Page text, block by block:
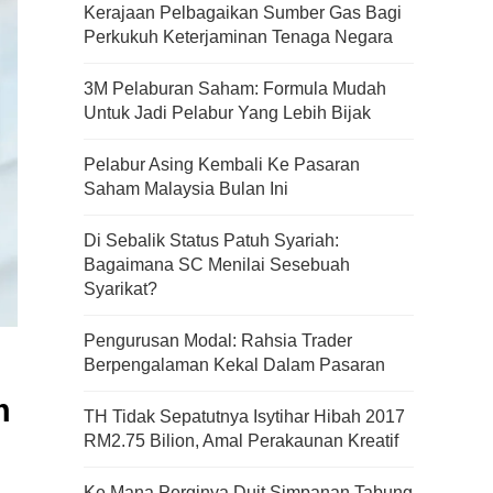
Kerajaan Pelbagaikan Sumber Gas Bagi
Perkukuh Keterjaminan Tenaga Negara
3M Pelaburan Saham: Formula Mudah
Untuk Jadi Pelabur Yang Lebih Bijak
Pelabur Asing Kembali Ke Pasaran
Saham Malaysia Bulan Ini
Di Sebalik Status Patuh Syariah:
Bagaimana SC Menilai Sesebuah
Syarikat?
Pengurusan Modal: Rahsia Trader
Berpengalaman Kekal Dalam Pasaran
TH Tidak Sepatutnya Isytihar Hibah 2017
RM2.75 Bilion, Amal Perakaunan Kreatif
Kenali Franchisee Disebalik
Family Mart